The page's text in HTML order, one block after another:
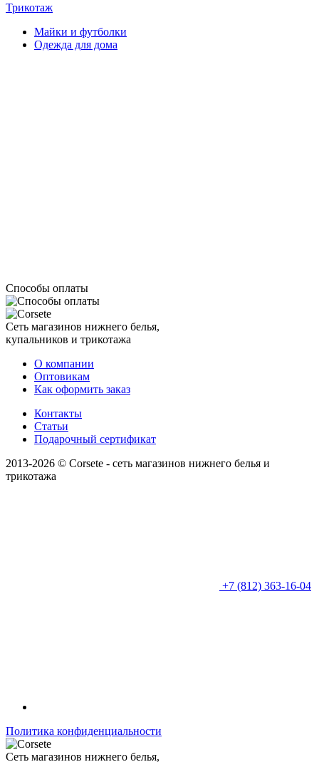
Трикотаж
Майки и футболки
Одежда для дома
Способы оплаты
Сеть магазинов нижнего белья,
купальников и трикотажа
О компании
Оптовикам
Как оформить заказ
Контакты
Статьи
Подарочный сертификат
2013-2026 © Corsete - сеть магазинов нижнего белья и
трикотажа
+7 (812) 363-16-04
Политика конфиденциальности
Сеть магазинов нижнего белья,